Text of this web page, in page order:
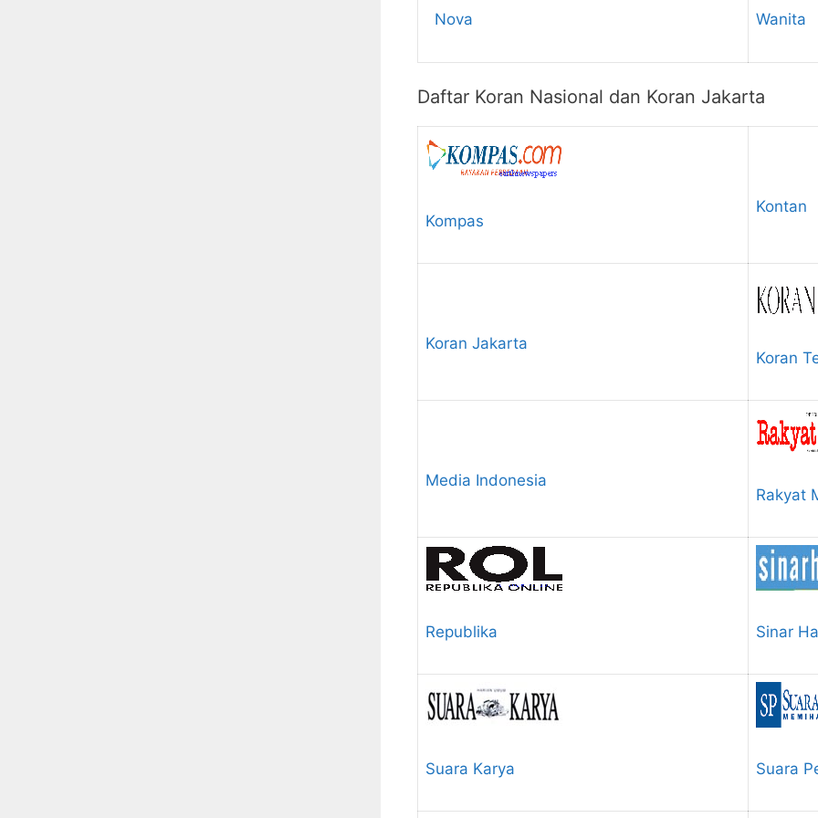
Nova Wanita
Daftar Koran Nasional dan Koran Jakarta
Kompas
Kontan
Koran Jakarta
Koran
Media Indonesia
Rakyat
Republika Sinar
Suara Karya Suara